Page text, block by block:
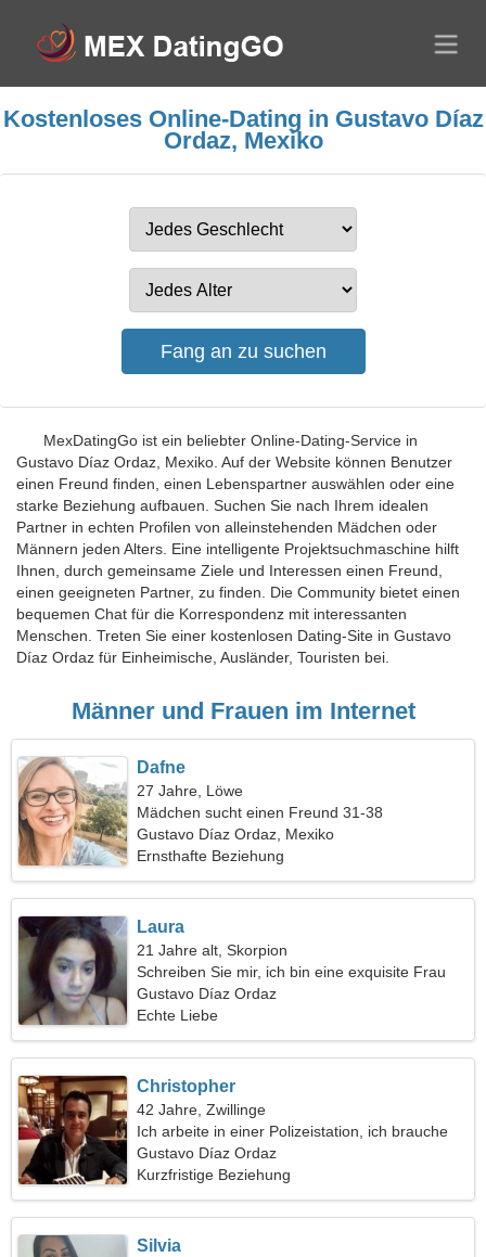
Kostenloses Online-Dating in Gustavo Díaz
Ordaz, Mexiko
MexDatingGo ist ein beliebter Online-Dating-Service in
Gustavo Díaz Ordaz, Mexiko. Auf der Website können Benutzer
einen Freund finden, einen Lebenspartner auswählen oder eine
starke Beziehung aufbauen. Suchen Sie nach Ihrem idealen
Partner in echten Profilen von alleinstehenden Mädchen oder
Männern jeden Alters. Eine intelligente Projektsuchmaschine hilft
Ihnen, durch gemeinsame Ziele und Interessen einen Freund,
einen geeigneten Partner, zu finden. Die Community bietet einen
bequemen Chat für die Korrespondenz mit interessanten
Menschen. Treten Sie einer kostenlosen Dating-Site in Gustavo
Díaz Ordaz für Einheimische, Ausländer, Touristen bei.
Männer und Frauen im Internet
Dafne
27 Jahre, Löwe
Mädchen sucht einen Freund 31-38
Gustavo Díaz Ordaz, Mexiko
Ernsthafte Beziehung
Laura
21 Jahre alt, Skorpion
Schreiben Sie mir, ich bin eine exquisite Frau
Gustavo Díaz Ordaz
Echte Liebe
Christopher
42 Jahre, Zwillinge
Ich arbeite in einer Polizeistation, ich brauche
eine qualifizierte Frau
Gustavo Díaz Ordaz
Kurzfristige Beziehung
Silvia